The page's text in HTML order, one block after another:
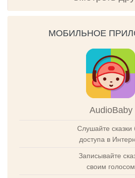
МОБИЛЬНОЕ
AudioBaby
Слушайте сказки
доступа в
Записывайте
своим голосом